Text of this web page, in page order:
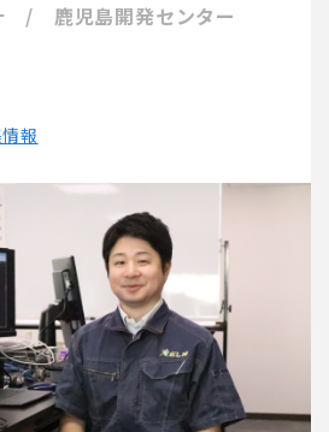
/ 鹿児島開発センター
報